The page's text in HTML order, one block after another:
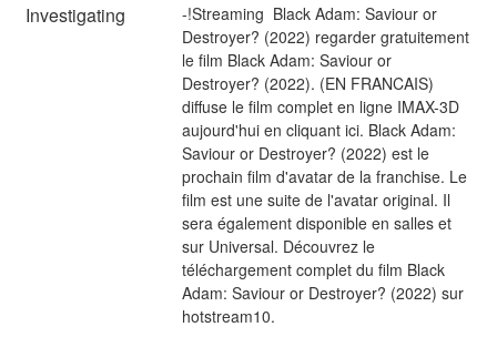
Investigating
-!Streaming  Black Adam: Saviour or
Destroyer? (2022) regarder gratuitement
le film Black Adam: Saviour or
Destroyer? (2022). (EN FRANCAIS)
diffuse le film complet en ligne IMAX-3D
aujourd'hui en cliquant ici. Black Adam:
Saviour or Destroyer? (2022) est le
prochain film d'avatar de la franchise. Le
film est une suite de l'avatar original. Il
sera également disponible en salles et
sur Universal. Découvrez le
téléchargement complet du film Black
Adam: Saviour or Destroyer? (2022) sur
hotstream10.